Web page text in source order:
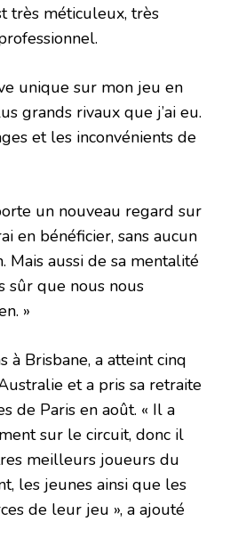
très méticuleux, très
unique sur mon jeu en
grands rivaux que j’ai eu.
et les inconvénients de
un nouveau regard sur
en bénéficier, sans aucun
Mais aussi de sa mentalité
sûr que nous nous
»
à Brisbane, a atteint cinq
et a pris sa retraite
de Paris en août. « Il a
sur le circuit, donc il
meilleurs joueurs du
les jeunes ainsi que les
de leur jeu », a ajouté